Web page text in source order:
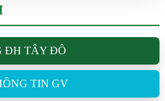
ĐH TÂY ĐÔ
TIN GV